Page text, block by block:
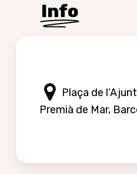
Info
Plaça de
Premià de Mar,